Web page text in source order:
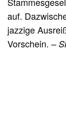
auf.
jazzige
Vorschein.–